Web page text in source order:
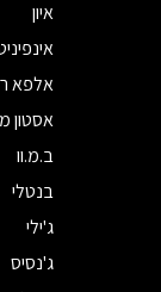
איון
אלפא
אסטון
ב.מ.וו
בנטלי
ג'ילי
ג'נסיס